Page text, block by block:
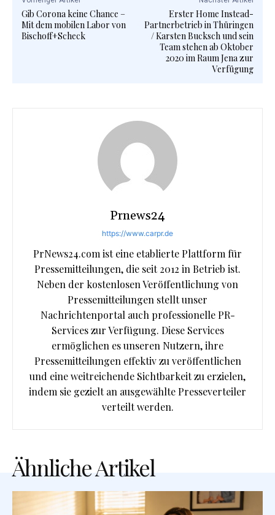
Gib Corona keine Chance –
Mit dem mobilen Labor von
Bischoff+Scheck
Erster Home Instead-
Partnerbetrieb in Thüringen
/ Karsten Bucksch und sein
Team stehen ab Oktober
2020 im Raum Jena zur
Verfügung
Prnews24
https://www.carpr.de
PrNews24.com ist eine etablierte Plattform für
Pressemitteilungen, die seit 2012 in Betrieb ist.
Neben der kostenlosen Veröffentlichung von
Pressemitteilungen stellt unser
Nachrichtenportal auch professionelle PR-
Services zur Verfügung. Diese Services
ermöglichen es unseren Nutzern, ihre
Pressemitteilungen effektiv zu veröffentlichen
und eine weitreichende Sichtbarkeit zu erzielen,
indem sie gezielt an ausgewählte Presseverteiler
verteilt werden.
Ähnliche Artikel